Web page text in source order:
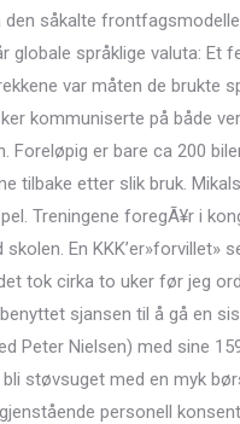
såkalte
språklige valuta: Et
var måten de brukte
kommuniserte på både
er bare ca 200
tilbake etter slik bruk.
Treningene foregÃ¥r i
En KKK’er»forvillet»
tok cirka to uker før jeg
sjansen til å gå en
Peter Nielsen) med sine
støvsuget med en myk
personell